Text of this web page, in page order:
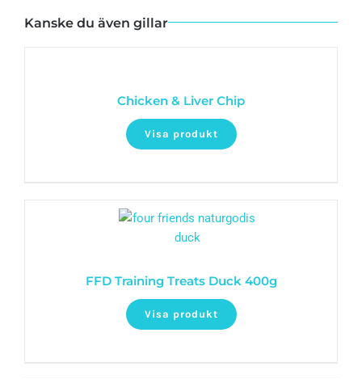
Kanske du även gillar
Chicken & Liver Chip
Visa produkt
FFD Training Treats Duck 400g
Visa produkt